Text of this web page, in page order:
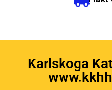
Karlskoga